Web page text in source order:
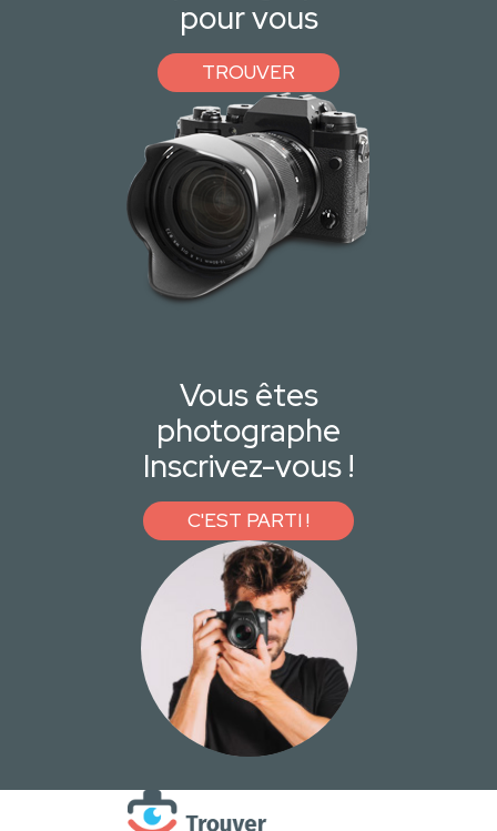
pour vous
TROUVER
Vous êtes
photographe
Inscrivez-vous !
C'EST PARTI !